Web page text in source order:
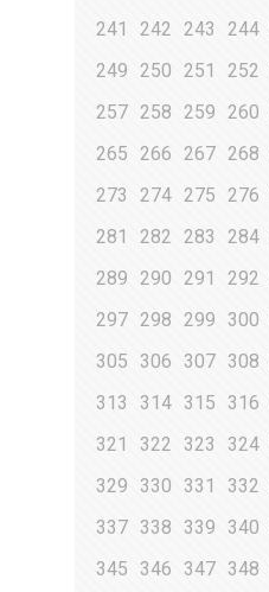
241
242 243 244
249
250 251 252
257 258 259 260
265
266 267 268
273
274 275 276
281
282 283 284
289
290 291 292
297 298 299 300
305
306 307 308
313
314 315 316
321
322 323 324
329
330 331 332
337 338 339 340
345
346 347 348